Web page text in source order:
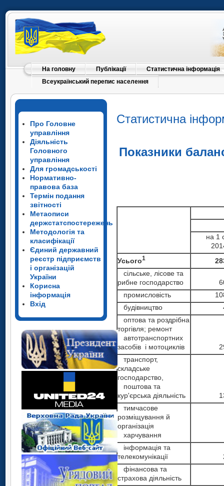
На головну Публікації
Статистична інформація
Всеукраїнський перепис населення
Про Головне
управління
Діяльність
Головного
управління
Для громадськості
Нормативно-
правова база
Термін подання
звітності
Метаописи
держстатспостережень
Методологія та
класифікації
Єдиний державний
реєстр підприємств
і організацій
України
Корисна
інформація
Вхід
Статистична
Показники
на 1
Усього1
сільське, лісове та
рибне господарство
промисловість
будівництво
оптова та роздрібна
торгівля; ремонт
автотранспортних
засобів і мотоциклів
транспорт,
складське
господарство,
поштова та
кур'єрська діяльність
тимчасове
розміщування й
організація
харчування
інформація та
телекомунікації
фінансова та
страхова діяльність